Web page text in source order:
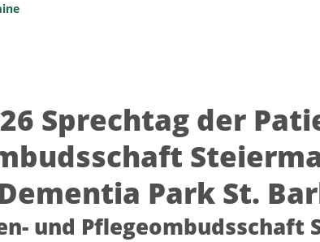
Sprechtag der
Park St.
und Pflegeombudsschaft